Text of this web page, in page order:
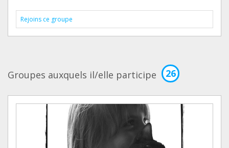
Rejoins ce groupe
Groupes auxquels il/elle participe 26